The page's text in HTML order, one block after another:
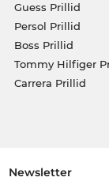
Guess Prillid
Persol Prillid
Boss Prillid
Tommy Hilfiger
Carrera Prillid
Newsletter